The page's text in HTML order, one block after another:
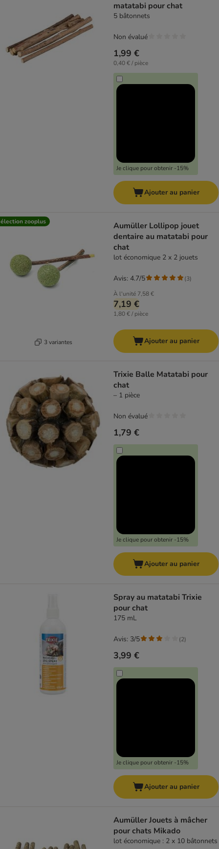
matatabi pour chat
5 bâtonnets
1,99 €
0,40 € / pièce
Je clique pour obtenir -15%
Non évalué
Ajouter au panier
zooplus
3 variantes
Aumüller Lollipop jouet
dentaire au matatabi pour
chat
lot économique 2 x 2 jouets
À l'unité 7,58 €
7,19 €
1,80 € / pièce
Avis: 4.7/5 (3)
Ajouter au panier
Trixie Balle Matatabi pour
chat
– 1 pièce
1,79 €
Je clique pour obtenir -15%
Non évalué
Ajouter au panier
Spray au matatabi Trixie
pour chat
175 mL
3,99 €
Je clique pour obtenir -15%
Avis: 3/5 (2)
Ajouter au panier
Aumüller Jouets à mâcher
pour chats Mikado
lot économique : 2 x 10 bâtonnets